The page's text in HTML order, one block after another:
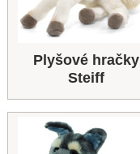
Plyšové hračky
Steiff